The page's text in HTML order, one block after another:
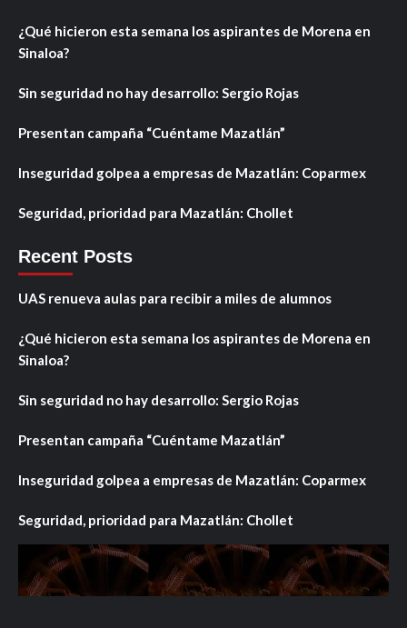
¿Qué hicieron esta semana los aspirantes de Morena en
Sinaloa?
Sin seguridad no hay desarrollo: Sergio Rojas
Presentan campaña “Cuéntame Mazatlán”
Inseguridad golpea a empresas de Mazatlán: Coparmex
Seguridad, prioridad para Mazatlán: Chollet
Recent Posts
UAS renueva aulas para recibir a miles de alumnos
¿Qué hicieron esta semana los aspirantes de Morena en
Sinaloa?
Sin seguridad no hay desarrollo: Sergio Rojas
Presentan campaña “Cuéntame Mazatlán”
Inseguridad golpea a empresas de Mazatlán: Coparmex
Seguridad, prioridad para Mazatlán: Chollet